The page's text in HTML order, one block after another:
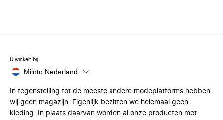
U winkelt bij
Miinto Nederland
In tegenstelling tot de meeste andere modeplatforms hebben
wij geen magazijn. Eigenlijk bezitten we helemaal geen
kleding. In plaats daarvan worden al onze producten met